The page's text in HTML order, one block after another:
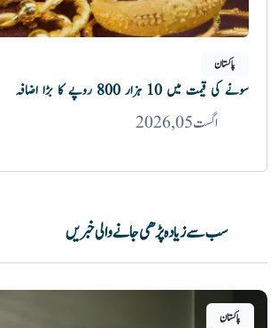
پاکستان
سونے کی قیمت میں 10 ہزار 800 روپے کا بڑا اضافہ
اگست 05, 2026
سب سے زیادہ پڑھی جانے والی خبریں
پاکستان